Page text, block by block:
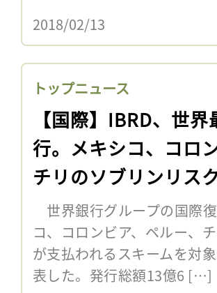
2018/02/13
トップニュース
【国際】IBRD、世
行。メキシコ、コロ
チリのソブリンリス
世界銀行グループの国際
コ、コロンビア、ペルー、
が支払われるスキームを対
表した。発行総額13億6 […]